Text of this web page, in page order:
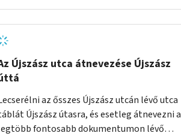
Újszász utca átnevezése Újszász
az ősszes Újszász utcán lévő utca
Újszász útasra, és esetleg átnevezni a
fontosabb dokumentumon lévő